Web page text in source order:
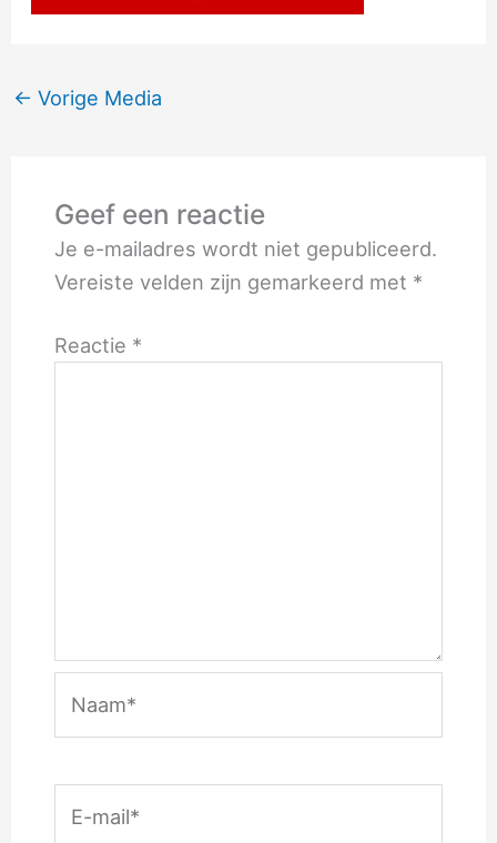
← Vorige Media
Geef een reactie
Je e-mailadres wordt niet gepubliceerd.
Vereiste velden zijn gemarkeerd met *
Reactie *